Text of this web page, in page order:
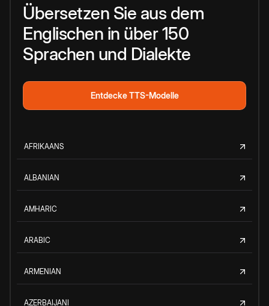
Übersetzen Sie aus dem
Englischen in über 150
Sprachen und Dialekte
Entdecke TTS-Modelle
AFRIKAANS
ALBANIAN
AMHARIC
ARABIC
ARMENIAN
AZERBAIJANI